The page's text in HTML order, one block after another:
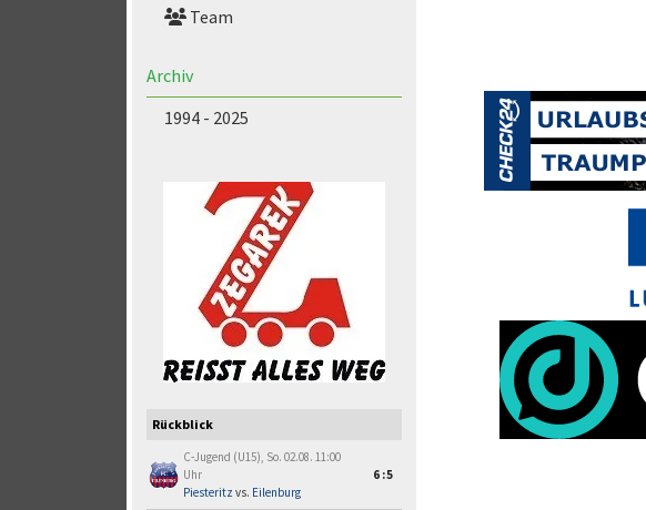
Team
Archiv
1994 - 2025
Rückblick
C-Jugend (U15), So. 02.08. 11:00
Uhr
Piesteritz vs. Eilenburg
6:5